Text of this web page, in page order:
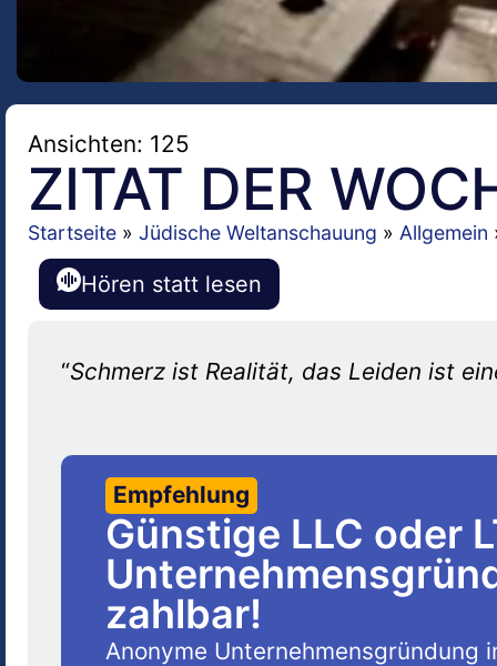
Ansichten: 125
ZITAT DER
Startseite » Jüdische Weltanschauung » Allgemein
Hören statt lesen
“Schmerz ist Realität, das Leiden ist
Empfehlung
Günstige LLC oder
zahlbar!
Anonyme Unternehmensgründung